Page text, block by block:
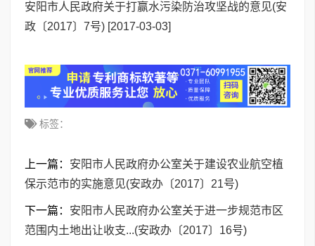
安阳市人民政府关于打赢水污染防治攻坚战的意见(安
政〔2017〕7号) [2017-03-03]
标签：
上一篇： 安阳市人民政府办公室关于建设农业航空植
保示范市的实施意见(安政办〔2017〕21号)
下一篇： 安阳市人民政府办公室关于进一步规范市区
范围内土地出让收支...(安政办〔2017〕16号)